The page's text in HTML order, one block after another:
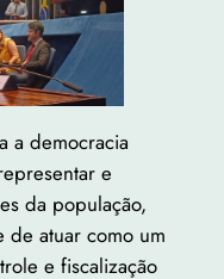
a democracia
e
da população,
de atuar como um
e fiscalização